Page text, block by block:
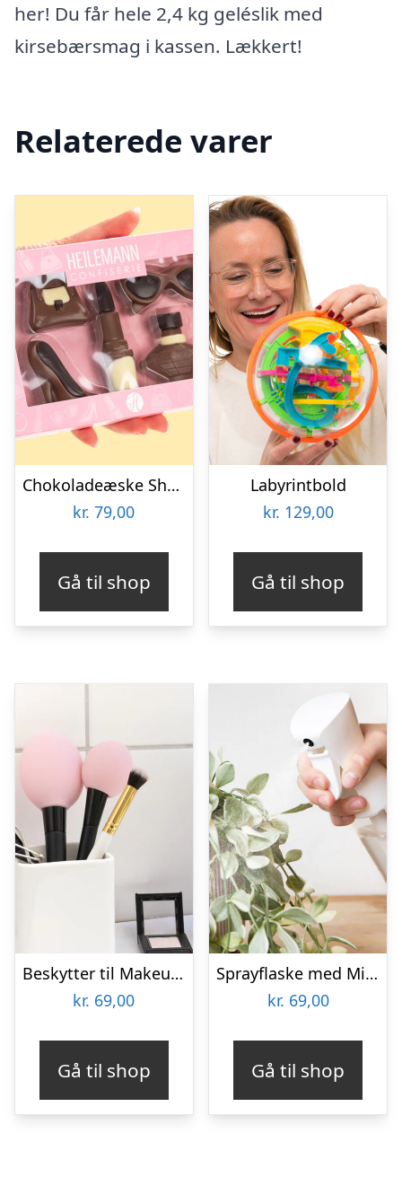
her! Du får hele 2,4 kg geléslik med
kirsebærsmag i kassen. Lækkert!
Relaterede varer
Chokoladeæske Shopping
kr. 79,00
Gå til shop
Labyrintbold
kr. 129,00
Gå til shop
Beskytter til Makeupbørster 3-pak
kr. 69,00
Gå til shop
Sprayflaske med Mist
kr. 69,00
Gå til shop